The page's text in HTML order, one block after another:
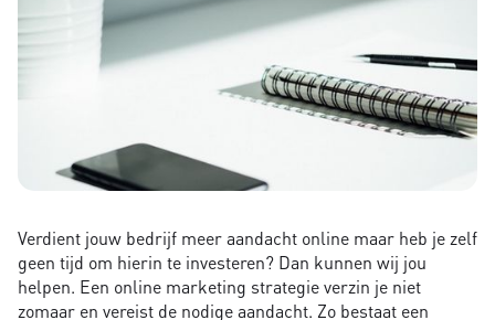
Verdient jouw bedrijf meer aandacht online maar heb je zelf
geen tijd om hierin te investeren? Dan kunnen wij jou
helpen. Een online marketing strategie verzin je niet
zomaar en vereist de nodige aandacht. Zo bestaat een